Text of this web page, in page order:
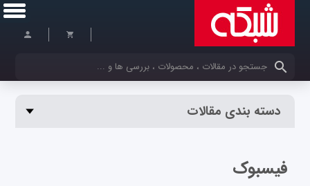
کلمات کلیدی خود را وارد کنید
دسته بندی مقالات
فیسبوک